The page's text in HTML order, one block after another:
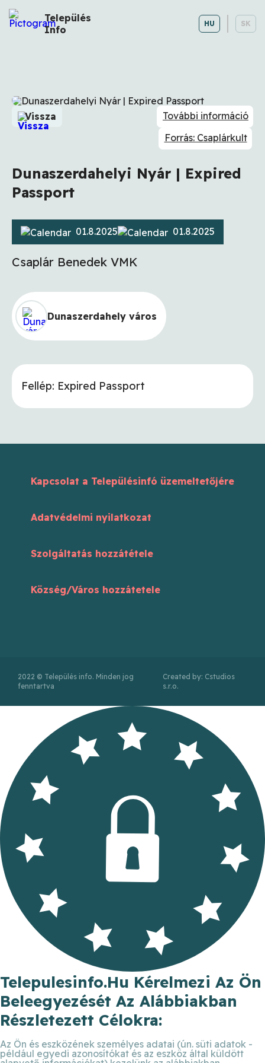
Település
Info
HU SK
Vissza
További információ
Forrás: Csaplárkult
Dunaszerdahelyi Nyár | Expired
Passport
01.8.2025 01.8.2025
Csaplár Benedek VMK
Dunaszerdahely város
Fellép: Expired Passport
Kapcsolat a Településinfó üzemeltetőjére
Adatvédelmi nyilatkozat
Szolgáltatás hozzátétele
Község/Város hozzátetele
2022 © Település info. Minden jog
fenntartva
Created by: Cstudios
s.r.o.
Telepulesinfo.hu Kérelmezi Az Ön
Beleegyezését Az Alábbiakban
Részletezett Célokra:
Az Ön és eszközének személyes adatai (ún. süti adatok -
például egyedi azonosítókat és az eszköz által küldött